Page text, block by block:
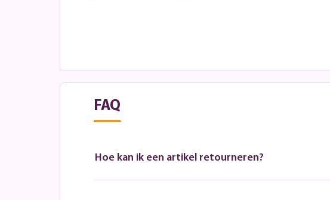
FAQ
Hoe kan ik een artikel retourneren?